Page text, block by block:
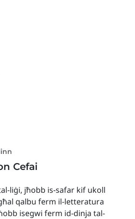
Cefai
liġi, jħobb is-safar kif ukoll
qalbu ferm il-letteratura
isegwi ferm id-dinja tal-